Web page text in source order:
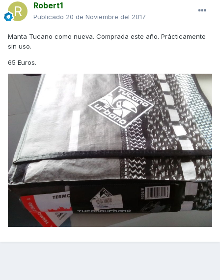
Robert1
Publicado 20 de Noviembre del 2017
Manta Tucano como nueva. Comprada este año. Prácticamente
sin uso.
65 Euros.